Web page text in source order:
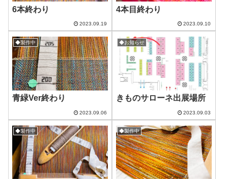
6本終わり
2023.09.19
4本目終わり
2023.09.10
◆製作中
青緑Ver終わり
2023.09.06
◆お知らせ
きものサローネ出展場所
2023.09.03
◆製作中 ◆製作中